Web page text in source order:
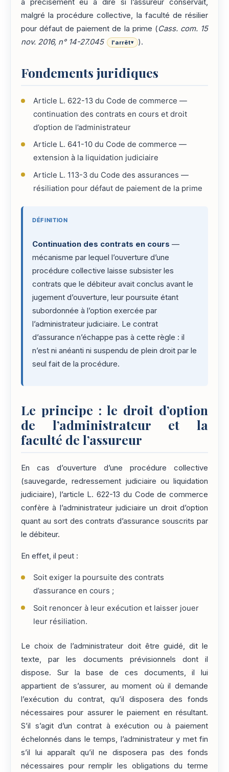
a précisément eu à dire si l’assureur conservait,
malgré la procédure collective, la faculté de résilier
pour défaut de paiement de la prime (Cass. com. 15
nov. 2016, n° 14-27.045
l'arrêt▾ ).
Fondements juridiques
Article L. 622-13 du Code de commerce —
continuation des contrats en cours et droit
d’option de l’administrateur
Article L. 641-10 du Code de commerce —
extension à la liquidation judiciaire
Article L. 113-3 du Code des assurances —
résiliation pour défaut de paiement de la prime
DÉFINITION
Continuation des contrats en cours —
mécanisme par lequel l’ouverture d’une
procédure collective laisse subsister les
contrats que le débiteur avait conclus avant le
jugement d’ouverture, leur poursuite étant
subordonnée à l’option exercée par
l’administrateur judiciaire. Le contrat
d’assurance n’échappe pas à cette règle : il
n’est ni anéanti ni suspendu de plein droit par le
seul fait de la procédure.
Le principe : le droit d’option
de l’administrateur et la
faculté de l’assureur
En cas d’ouverture d’une procédure collective
(sauvegarde, redressement judiciaire ou liquidation
judiciaire), l’article L. 622-13 du Code de commerce
confère à l’administrateur judiciaire un droit d’option
quant au sort des contrats d’assurance souscrits par
le débiteur.
En effet, il peut :
Soit exiger la poursuite des contrats
d’assurance en cours ;
Soit renoncer à leur exécution et laisser jouer
leur résiliation.
Le choix de l’administrateur doit être guidé, dit le
texte, par les documents prévisionnels dont il
dispose. Sur la base de ces documents, il lui
appartient de s’assurer, au moment où il demande
l’exécution du contrat, qu’il disposera des fonds
nécessaires pour assurer le paiement en résultant.
S’il s’agit d’un contrat à exécution ou à paiement
échelonnés dans le temps, l’administrateur y met fin
s’il lui apparaît qu’il ne disposera pas des fonds
nécessaires pour remplir les obligations du terme